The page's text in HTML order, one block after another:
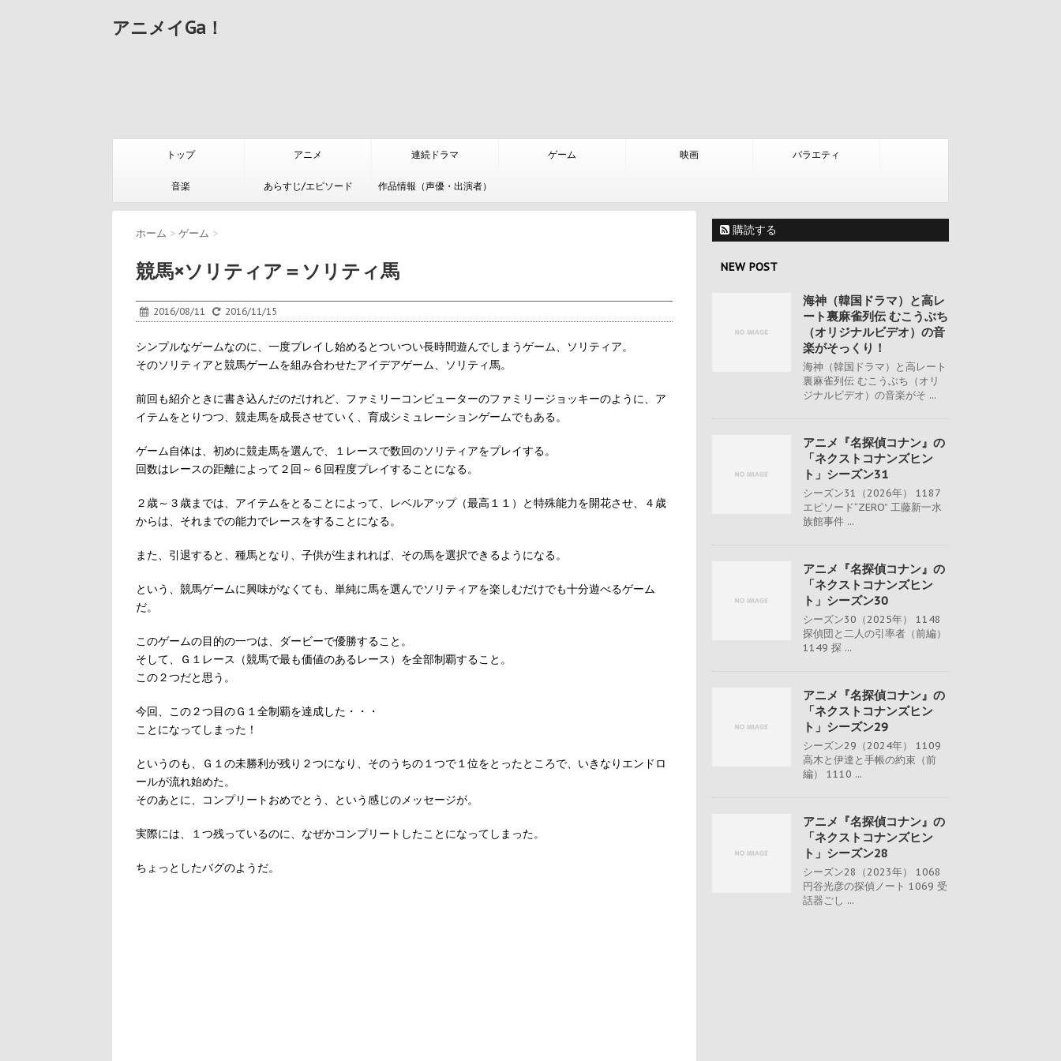
アニメイGa！
トップ アニメ 連続ドラマ ゲーム 映画 バラエティ
音楽 あらすじ/エピソード 作品情報（声優・出演者）
ホーム > ゲーム >
競馬×ソリティア＝ソリティ馬
2016/08/11 2016/11/15
シンプルなゲームなのに、一度プレイし始めるとついつい長時間遊んでしまうゲーム、ソリティア。
そのソリティアと競馬ゲームを組み合わせたアイデアゲーム、ソリティ馬。
前回も紹介ときに書き込んだのだけれど、ファミリーコンピューターのファミリージョッキーのように、ア
イテムをとりつつ、競走馬を成長させていく、育成シミュレーションゲームでもある。
ゲーム自体は、初めに競走馬を選んで、１レースで数回のソリティアをプレイする。
回数はレースの距離によって２回～６回程度プレイすることになる。
２歳～３歳までは、アイテムをとることによって、レベルアップ（最高１１）と特殊能力を開花させ、４歳
からは、それまでの能力でレースをすることになる。
また、引退すると、種馬となり、子供が生まれれば、その馬を選択できるようになる。
という、競馬ゲームに興味がなくても、単純に馬を選んでソリティアを楽しむだけでも十分遊べるゲーム
だ。
このゲームの目的の一つは、ダービーで優勝すること。
そして、Ｇ１レース（競馬で最も価値のあるレース）を全部制覇すること。
この２つだと思う。
今回、この２つ目のＧ１全制覇を達成した・・・
ことになってしまった！
というのも、Ｇ１の未勝利が残り２つになり、そのうちの１つで１位をとったところで、いきなりエンドロ
ールが流れ始めた。
そのあとに、コンプリートおめでとう、という感じのメッセージが。
実際には、１つ残っているのに、なぜかコンプリートしたことになってしまった。
ちょっとしたバグのようだ。
購読する
NEW POST
海神（韓国ドラマ）と高レ
ート裏麻雀列伝 むこうぶち
（オリジナルビデオ）の音
楽がそっくり！
海神（韓国ドラマ）と高レート
裏麻雀列伝 むこうぶち（オリ
ジナルビデオ）の音楽がそ ...
アニメ『名探偵コナン』の
「ネクストコナンズヒン
ト」シーズン31
シーズン31（2026年） 1187
エピソード“ZERO” 工藤新一水
族館事件 ...
アニメ『名探偵コナン』の
「ネクストコナンズヒン
ト」シーズン30
シーズン30（2025年） 1148
探偵団と二人の引率者（前編）
1149 探 ...
アニメ『名探偵コナン』の
「ネクストコナンズヒン
ト」シーズン29
シーズン29（2024年） 1109
高木と伊達と手帳の約束（前
編） 1110 ...
アニメ『名探偵コナン』の
「ネクストコナンズヒン
ト」シーズン28
シーズン28（2023年） 1068
円谷光彦の探偵ノート 1069 受
話器ごし ...